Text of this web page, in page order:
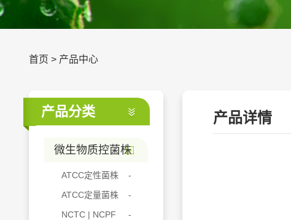
首页 > 产品中心
产品分类
微生物质控菌株
ATCC定性菌株
ATCC定量菌株
NCTC | NCPF
产品详情